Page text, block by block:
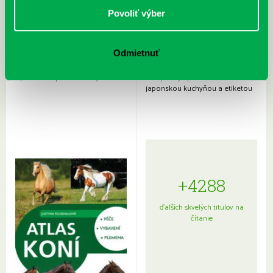
Povoliť výber
Odmietnuť
Sprievodca po hviezdnej oblohe
kompletný sprievodca
japonskou kuchyňou a etiketou
+4288
ďalších skvelých titulov na
čítanie